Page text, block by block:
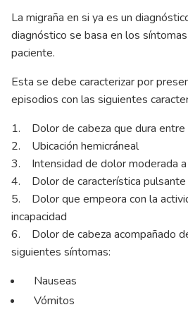
La migraña en si ya es un
diagnóstico se basa en los
paciente.
Esta se debe caracterizar por
episodios con las siguientes
1. Dolor de cabeza que dura entre
2. Ubicación hemicráneal
3. Intensidad de dolor moderada a
4. Dolor de característica pulsante
5. Dolor que empeora con la
incapacidad
6. Dolor de cabeza acompañado
siguientes síntomas:
Nauseas
Vómitos